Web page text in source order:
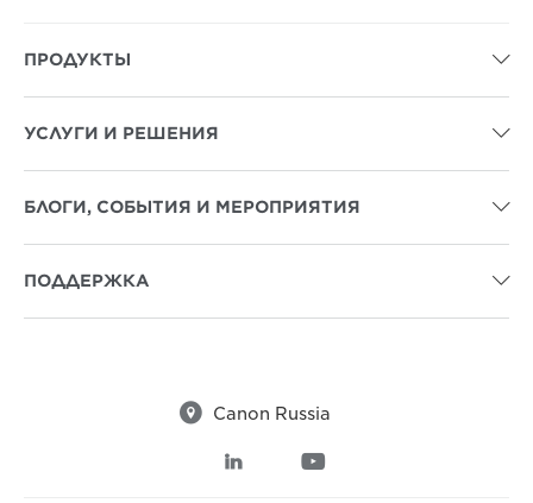
ПРОДУКТЫ 
УСЛУГИ И РЕШЕНИЯ 
БЛОГИ, СОБЫТИЯ И МЕРОПРИЯТИЯ 
ПОДДЕРЖКА 
 Canon Russia
 